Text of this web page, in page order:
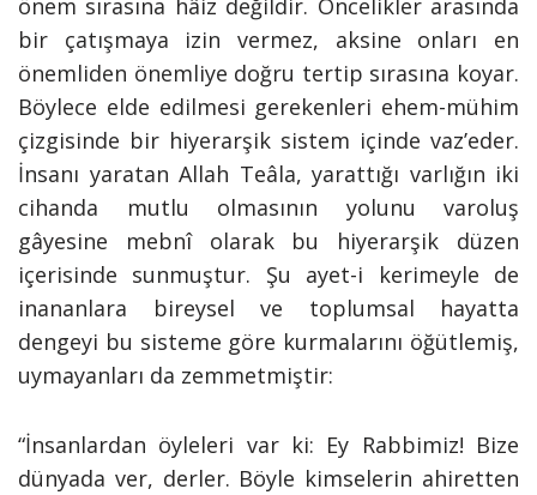
önem sırasına hâiz değildir. Öncelikler arasında
bir çatışmaya izin vermez, aksine onları en
önemliden önemliye doğru tertip sırasına koyar.
Böylece elde edilmesi gerekenleri ehem-mühim
çizgisinde bir hiyerarşik sistem içinde vaz’eder.
İnsanı yaratan Allah Teâla, yarattığı varlığın iki
cihanda mutlu olmasının yolunu varoluş
gâyesine mebnî olarak bu hiyerarşik düzen
içerisinde sunmuştur. Şu ayet-i kerimeyle de
inananlara bireysel ve toplumsal hayatta
dengeyi bu sisteme göre kurmalarını öğütlemiş,
uymayanları da zemmetmiştir:
“İnsanlardan öyleleri var ki: Ey Rabbimiz! Bize
dünyada ver, derler. Böyle kimselerin ahiretten